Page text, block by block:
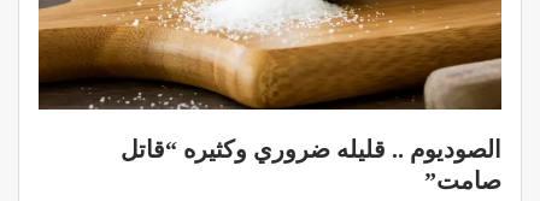
الصوديوم .. قليله ضروري وكثيره “قاتل
صامت”